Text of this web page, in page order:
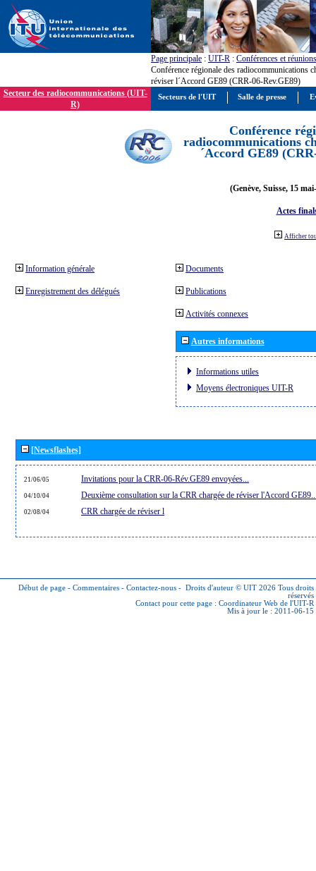
Page principale : UIT-R : Conférences et réunions
Conférence régionale des radiocommunications
réviser l´Accord GE89 (CRR-06-Rev.GE89)
Secteur des radiocommunications (UIT-
R)
Conférence
radiocommunications
´Accord GE89
(Genève, Suisse, 15
Actes
Afficher
Information générale
Enregistrement des délégués
Documents
Publications
Activités connexes
Autres informations
Informations utiles
Moyens électroniques UIT-R
[Newsflashes]
21/06/05 Invitations pour la CRR-06-Rév.GE89 envoyées...
04/10/04 Deuxième consultation sur la CRR chargée de réviser l'Accord
02/08/04 CRR chargée de réviser l
Début de page - Commentaires - Contactez-nous - Droits d'auteur © UIT 2026 Tous droits
réservés
Contact pour cette page : Coordinateur Web de l'UIT-R
Mis à jour le : 2011-06-15
Secteurs de l'UIT Salle de presse